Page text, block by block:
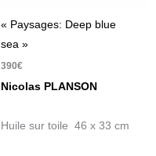
« Paysages: Deep blue
sea »
390€
Nicolas PLANSON
Huile sur toile 46 x 33 cm